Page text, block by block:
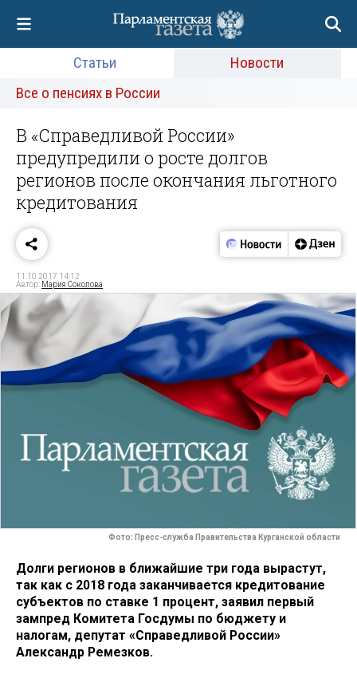
Статьи
Новости
Все о пенсиях в России
В «Справедливой России»
предупредили о росте долгов
регионов после окончания льготного
кредитования
11.10.2017 14:12
Автор: Мария Соколова
Фото: Пресс-служба Правительства Курганской области
Долги регионов в ближайшие три года вырастут,
так как с 2018 года заканчивается кредитование
субъектов по ставке 1 процент, заявил первый
зампред Комитета Госдумы по бюджету и
налогам, депутат «Справедливой России»
Александр Ремезков.